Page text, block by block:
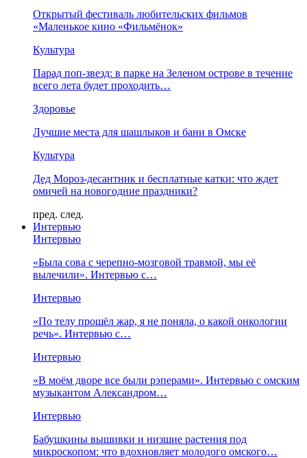
Открытый фестиваль любительских фильмов
«Маленькое кино «Фильмёнок»
Культура
Парад поп-звезд: в парке на Зеленом острове в течение
всего лета будет проходить…
Здоровье
Лучшие места для шашлыков и бани в Омске
Культура
Дед Мороз-десантник и бесплатные катки: что ждет
омичей на новогодние праздники?
пред. след.
Интервью
Интервью
«Была сова с черепно-мозговой травмой, мы её
вылечили». Интервью с…
Интервью
«По телу прошёл жар, я не поняла, о какой онкологии
речь». Интервью с…
Интервью
«В моём дворе все были рэперами». Интервью с омским
музыкантом Александром…
Интервью
Бабушкины вышивки и низшие растения под
микроскопом: что вдохновляет молодого омского…